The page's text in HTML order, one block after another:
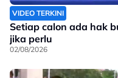
VIDEO TERKINI
Setiap calon ada hak
jika perlu
02/08/2026